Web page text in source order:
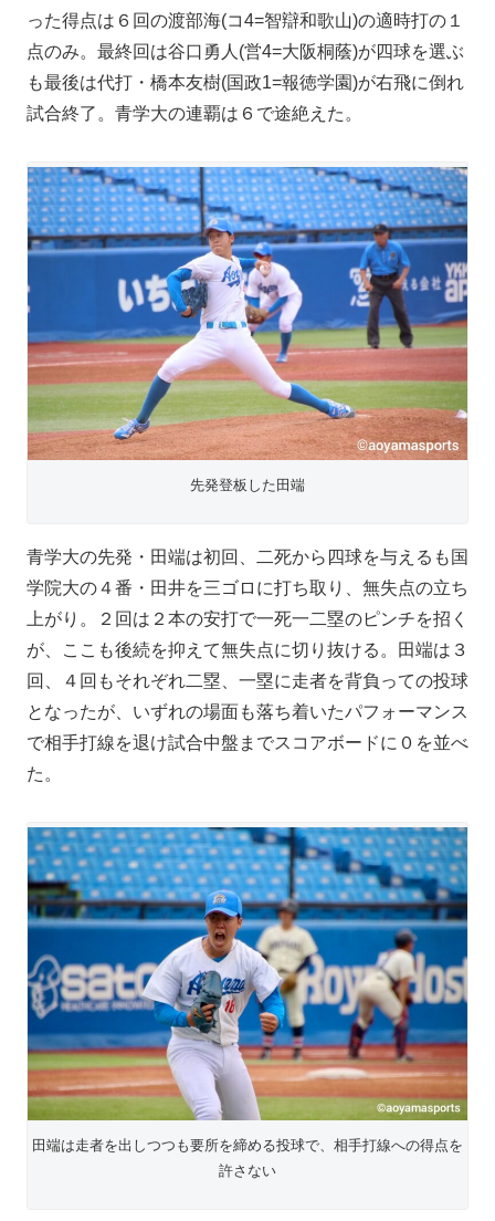
った得点は６回の渡部海(コ4=智辯和歌山)の適時打の１
点のみ。最終回は谷口勇人(営4=大阪桐蔭)が四球を選ぶ
も最後は代打・橋本友樹(国政1=報徳学園)が右飛に倒れ
試合終了。青学大の連覇は６で途絶えた。
先発登板した田端
青学大の先発・田端は初回、二死から四球を与えるも国
学院大の４番・田井を三ゴロに打ち取り、無失点の立ち
上がり。２回は２本の安打で一死一二塁のピンチを招く
が、ここも後続を抑えて無失点に切り抜ける。田端は３
回、４回もそれぞれ二塁、一塁に走者を背負っての投球
となったが、いずれの場面も落ち着いたパフォーマンス
で相手打線を退け試合中盤までスコアボードに０を並べ
た。
田端は走者を出しつつも要所を締める投球で、相手打線への得点を
許さない